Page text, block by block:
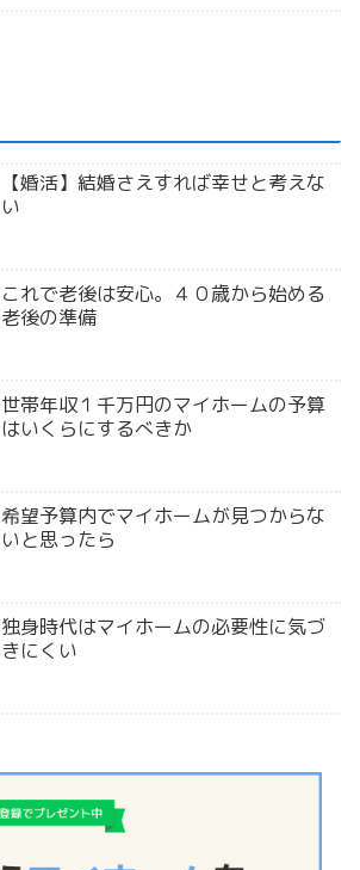
【婚活】結婚さえすれば幸せと考えな
い
これで老後は安心。４０歳から始める
老後の準備
世帯年収１千万円のマイホームの予算
はいくらにするべきか
希望予算内でマイホームが見つからな
いと思ったら
独身時代はマイホームの必要性に気づ
きにくい